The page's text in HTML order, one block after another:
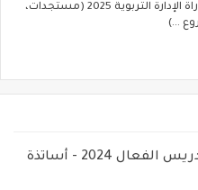
حقيبة الاستعداد لمباراة الإدارة التربوية 2025 (مستجدات،
...)
الدورة التكوينية في مقاربات التدريس الفعال 2024 - أساتذة